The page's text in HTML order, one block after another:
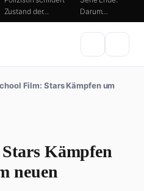
Zustand der…
Darum…
Film: Stars Kämpfen um
Kämpfen
neuen